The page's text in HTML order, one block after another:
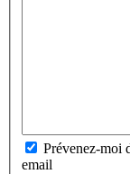
Prévenez-moi
email